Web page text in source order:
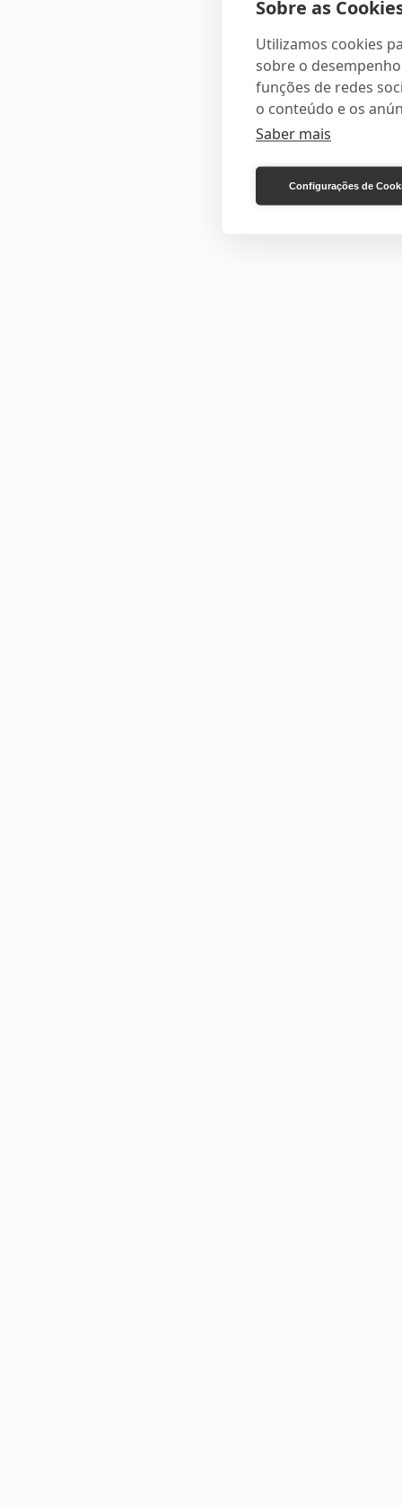
Sobre as
Utilizamos cookies
sobre o
funções de redes
o conteúdo e os
Saber mais
Configurações de